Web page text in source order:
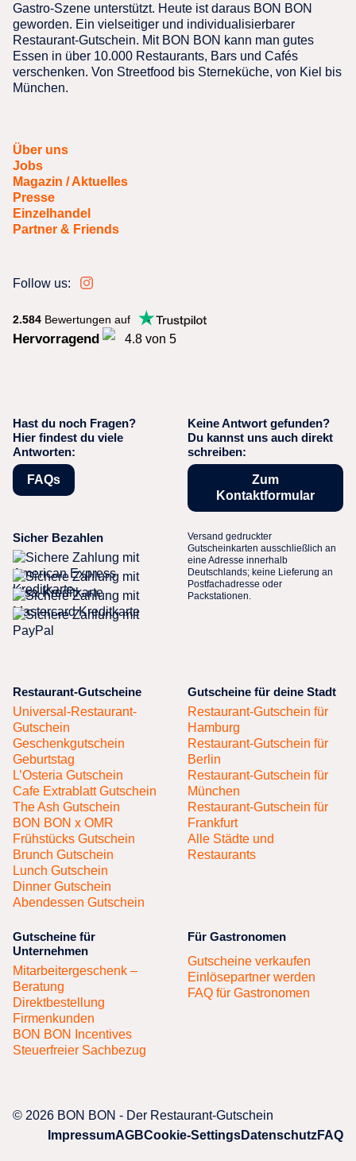
Gastro-Szene unterstützt. Heute ist daraus BON BON
geworden. Ein vielseitiger und individualisierbarer
Restaurant-Gutschein. Mit BON BON kann man gutes
Essen in über 10.000 Restaurants, Bars und Cafés
verschenken. Von Streetfood bis Sterneküche, von Kiel bis
München.
Über uns
Jobs
Magazin / Aktuelles
Presse
Einzelhandel
Partner & Friends
Follow us:
2.584 Bewertungen auf
Hervorragend 4.8 von 5
Hast du noch Fragen?
Hier findest du viele
Antworten:
FAQs
Keine Antwort gefunden?
Du kannst uns auch direkt
schreiben:
Zum
Kontaktformular
Sicher Bezahlen
Versand gedruckter
Gutscheinkarten ausschließlich an
eine Adresse innerhalb
Deutschlands; keine Lieferung an
Postfachadresse oder
Packstationen.
Restaurant-Gutscheine
Universal-Restaurant-
Gutschein
Geschenkgutschein
Geburtstag
L’Osteria Gutschein
Cafe Extrablatt Gutschein
The Ash Gutschein
BON BON x OMR
Frühstücks Gutschein
Brunch Gutschein
Lunch Gutschein
Dinner Gutschein
Abendessen Gutschein
Gutscheine für deine Stadt
Restaurant-Gutschein für
Hamburg
Restaurant-Gutschein für
Berlin
Restaurant-Gutschein für
München
Restaurant-Gutschein für
Frankfurt
Alle Städte und
Restaurants
Gutscheine für
Unternehmen
Mitarbeitergeschenk –
Beratung
Direktbestellung
Firmenkunden
BON BON Incentives
Steuerfreier Sachbezug
Für Gastronomen
Gutscheine verkaufen
Einlösepartner werden
FAQ für Gastronomen
© 2026 BON BON - Der Restaurant-Gutschein
ImpressumAGBCookie-SettingsDatenschutzFAQ